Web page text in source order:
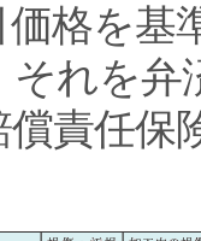
格を基
それを弁
責任保